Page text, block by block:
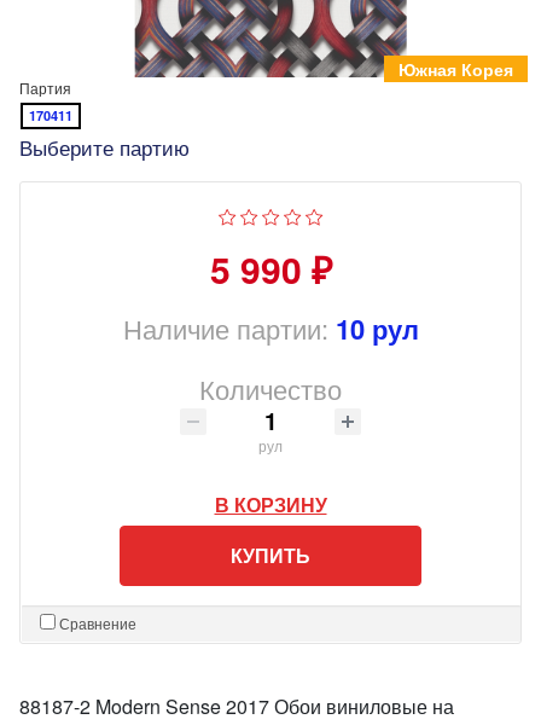
Южная Корея
Партия
170411
Выберите партию
5 990 ₽
Наличие партии: 10 рул
Количество
рул
В КОРЗИНУ
КУПИТЬ
Сравнение
88187-2 Modern Sense 2017 Обои виниловые на